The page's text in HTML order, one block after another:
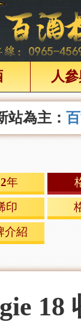
人
站為主：
年
印
介紹
18